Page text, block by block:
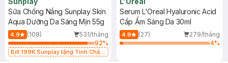
Sữa Chống Nắng Sunplay Skin
Aqua Dưỡng Da Sáng Mịn 55g
4.9 (108)
531/tháng
92%
Bill 199K Sunplay tặng Tinh Chất
Serum L'Oreal Hyaluronic Acid
Cấp Ẩm Sáng Da 30ml
4.9 (27)
279/tháng
4%